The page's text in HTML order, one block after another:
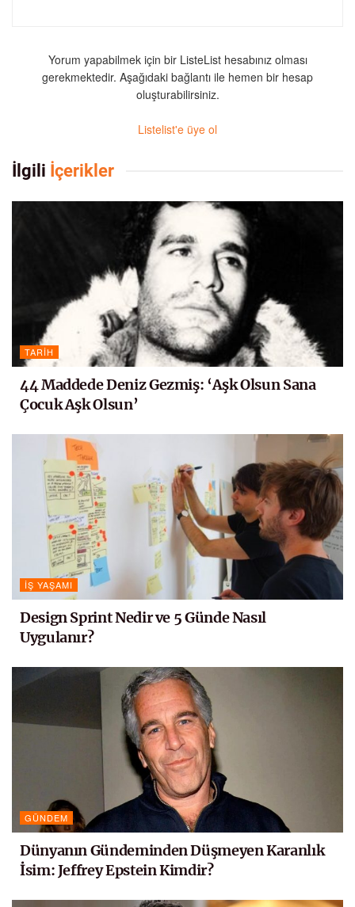
Yorum yapabilmek için bir ListeList hesabınız olması
gerekmektedir. Aşağıdaki bağlantı ile hemen bir hesap
oluşturabilirsiniz.
Listelist'e üye ol
İlgili İçerikler
TARIH
44 Maddede Deniz Gezmiş: ‘Aşk Olsun Sana
Çocuk Aşk Olsun’
İŞ YAŞAMI
Design Sprint Nedir ve 5 Günde Nasıl
Uygulanır?
GÜNDEM
Dünyanın Gündeminden Düşmeyen Karanlık
İsim: Jeffrey Epstein Kimdir?